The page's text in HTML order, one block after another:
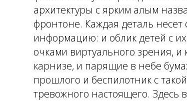
архитектуры с ярким алым
фронтоне. Каждая деталь
информацию: и облик детей с их
очками виртуального зрения, и
карнизе, и парящие в небе
прошлого и беспилотник с
тревожного настоящего. Здесь